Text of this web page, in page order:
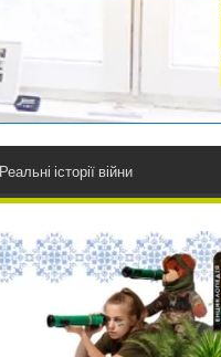
Реальні історії війни